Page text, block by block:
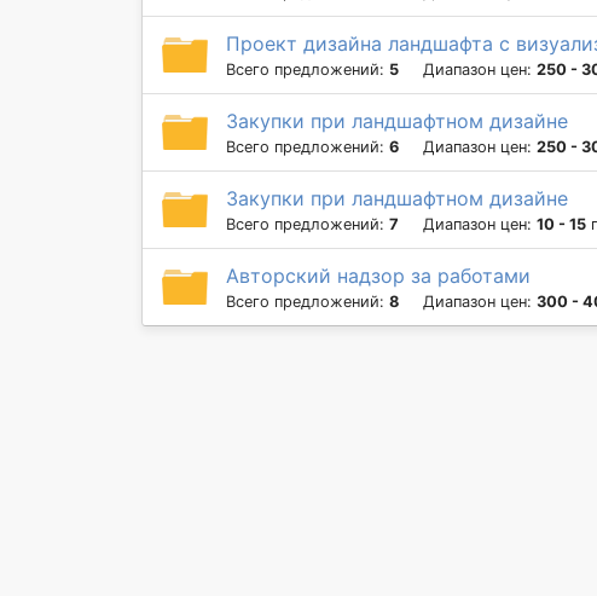
Проект дизайна ландшафта с
Всего предложений: 5 Диапазон цен: 250 -
Закупки при ландшафтном дизайне
Всего предложений: 6 Диапазон цен: 250 -
Закупки при ландшафтном дизайне
Всего предложений: 7 Диапазон цен: 10 - 15
Авторский надзор за работами
Всего предложений: 8 Диапазон цен: 300 -